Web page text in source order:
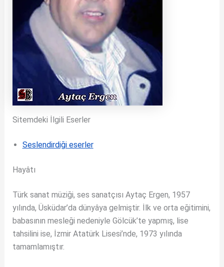
Sitemdeki İlgili Eserler
Seslendirdiği eserler
Hayâtı
Türk sanat müziği, ses sanatçısı Aytaç Ergen, 1957
yılında, Üsküdar’da dünyâya gelmiştir. İlk ve orta eğitimini,
babasının mesleği nedeniyle Gölcük’te yapmış, lise
tahsilini ise, İzmir Atatürk Lisesi’nde, 1973 yılında
tamamlamıştır.